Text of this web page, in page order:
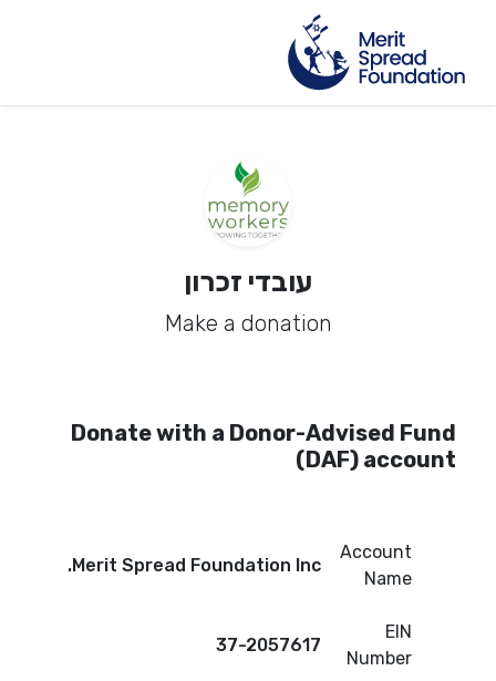
עובדי זכרון
Make a donation
Donate with a Donor-Advised Fund
(DAF) account
Account
Name
Merit Spread Foundation Inc.
EIN
Number
37-2057617